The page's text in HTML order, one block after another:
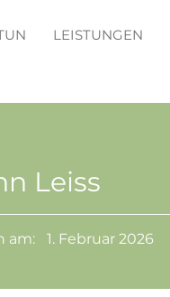
LEISTUNGEN
Leiss
am: 1. Februar 2026